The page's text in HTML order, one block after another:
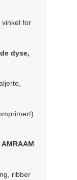
for
dyse,
ribber